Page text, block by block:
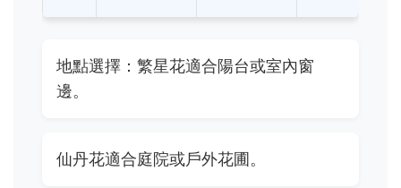
地點選擇：繁星花適合陽台或室內窗
邊。
仙丹花適合庭院或戶外花圃。